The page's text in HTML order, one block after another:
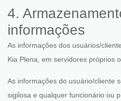
4.
informações
As informações dos usuários/
Kia Plena, em servidores próprios
As informações do usuário/cliente
sigilosa e qualquer funcionário ou